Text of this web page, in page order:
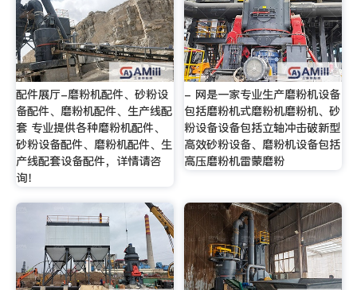
配件展厅-磨粉机配件、砂粉设
备配件、磨粉机配件、生产线配
套 专业提供各种磨粉机配件、
砂粉设备配件、磨粉机配件、生
产线配套设备配件，详情请咨
询！
- 网是一家专业生产磨粉机设备
包括磨粉机式磨粉机磨粉机、砂
粉设备设备包括立轴冲击破新型
高效砂粉设备、磨粉机设备包括
高压磨粉机雷蒙磨粉